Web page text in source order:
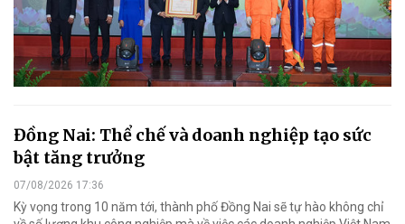
Đồng Nai: Thể chế và doanh nghiệp tạo sức
bật tăng trưởng
07/08/2026 17:36
Kỳ vọng trong 10 năm tới, thành phố Đồng Nai sẽ tự hào không chỉ